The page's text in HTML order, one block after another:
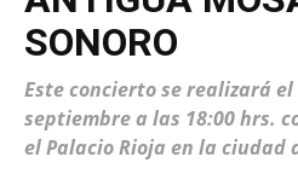
SONORO
Este concierto se realizará
septiembre a las 18:00 hrs.
el Palacio Rioja en la ciudad